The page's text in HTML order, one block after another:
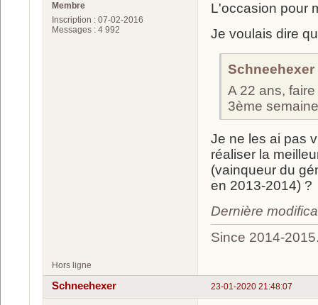
Membre
Inscription : 07-02-2016
Messages : 4 992
L'occasion pour
Je voulais dire
Schneehexer
A 22 ans,
3ème
Je ne les ai pas
réaliser la
(vainqueur du
en 2013-2014) ?
Dernière
Since 2014-
Hors ligne
23-01-2020 21:48:07
Schneehexer